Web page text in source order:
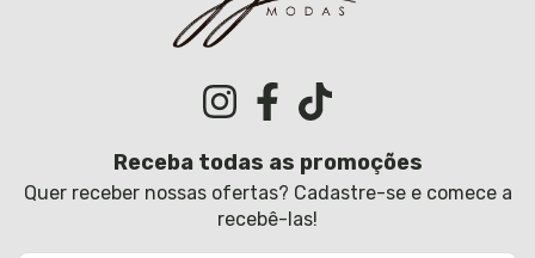
Receba todas as promoções
Quer receber nossas ofertas? Cadastre-se e comece a
recebê-las!